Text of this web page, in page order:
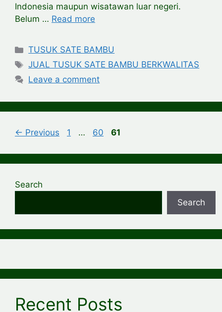
Indonesia maupun wisatawan luar negeri.
Belum … Read more
Categories
TUSUK SATE BAMBU
Tags
JUAL TUSUK SATE BAMBU BERKWALITAS
Leave a comment
← Previous Page
1 … Page
60 Page
61
Search
Search
Recent Posts